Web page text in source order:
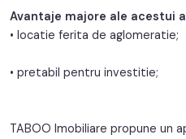
Orientare:
Avantaje majore ale acestui
• locatie ferita
• pretabil
TABOO Imobiliare propune un